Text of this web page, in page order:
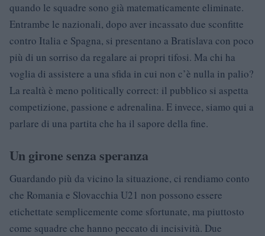
quando le squadre sono già matematicamente eliminate.
Entrambe le nazionali, dopo aver incassato due sconfitte
contro Italia e Spagna, si presentano a Bratislava con poco
più di un sorriso da regalare ai propri tifosi. Ma chi ha
voglia di assistere a una sfida in cui non c’è nulla in palio?
La realtà è meno politically correct: il pubblico si aspetta
competizione, passione e adrenalina. E invece, siamo qui a
parlare di una partita che ha il sapore della fine.
Un girone senza speranza
Guardando più da vicino la situazione, ci rendiamo conto
che Romania e Slovacchia U21 non possono essere
etichettate semplicemente come sfortunate, ma piuttosto
come squadre che hanno peccato di incisività. Due